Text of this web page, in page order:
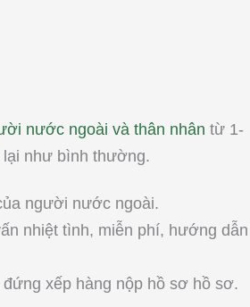
nước ngoài và thân nhân từ 1-
lại như bình thường.
người nước ngoài.
nhiệt tình, miễn phí, hướng dẫn
xếp hàng nộp hồ sơ hồ sơ.